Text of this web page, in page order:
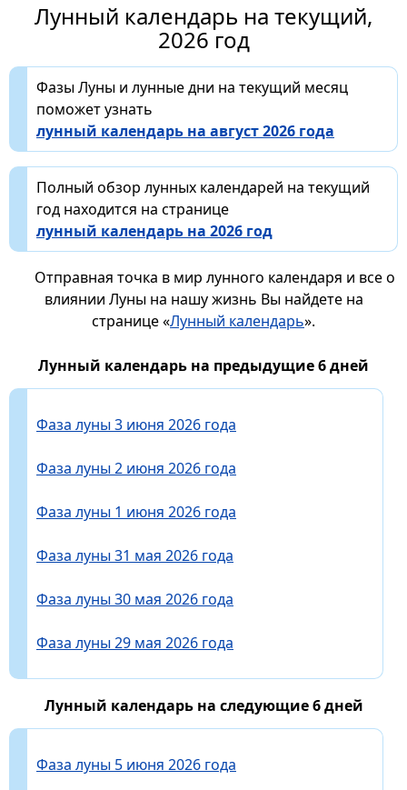
Лунный календарь на текущий,
2026 год
Фазы Луны и лунные дни на текущий месяц
поможет узнать
лунный календарь на август 2026 года
Полный обзор лунных календарей на текущий
год находится на странице
лунный календарь на 2026 год
Отправная точка в мир лунного календаря и все о
влиянии Луны на нашу жизнь Вы найдете на
странице «Лунный календарь».
Лунный календарь на предыдущие 6 дней
Фаза луны 3 июня 2026 года
Фаза луны 2 июня 2026 года
Фаза луны 1 июня 2026 года
Фаза луны 31 мая 2026 года
Фаза луны 30 мая 2026 года
Фаза луны 29 мая 2026 года
Лунный календарь на следующие 6 дней
Фаза луны 5 июня 2026 года